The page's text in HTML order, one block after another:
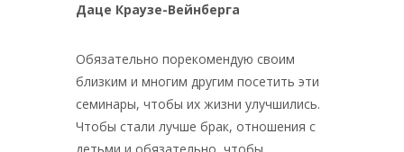
Даце Краузе-Вейнберга
Обязательно порекомендую своим
близким и многим другим посетить эти
семинары, чтобы их жизни улучшились.
Чтобы стали лучше брак, отношения с